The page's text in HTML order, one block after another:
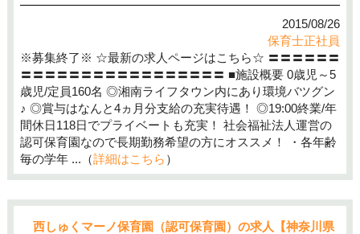
2015/08/26
保育士正社員
※募集終了※ ☆最新の求人ページはこちら☆ 〓〓〓〓〓〓
〓〓〓〓〓〓〓〓〓〓〓〓〓〓〓〓〓 ■施設概要 0歳児～5
歳児/定員160名 ◎湘南ライフタウン内にあり環境バツグン
♪ ◎賞与はなんと4ヵ月分支給の充実待遇！ ◎19:00終業/年
間休日118日でプライベートも充実！ 社会福祉法人運営の
認可保育園なので長期勤務希望の方にオススメ！ ・各年齢
毎の学年 ...（詳細はこちら ）
西しゅくマーノ保育園（認可保育園）の求人【神奈川県